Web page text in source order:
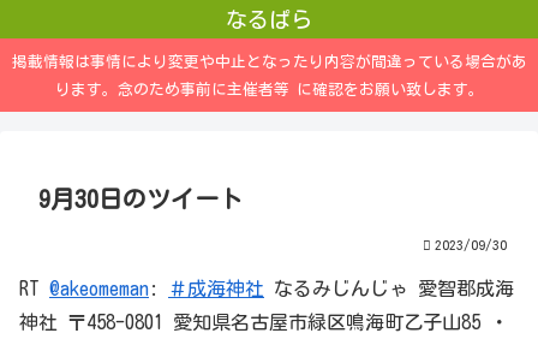
なるぱら
掲載情報は事情により変更や中止となったり内容が間違っている場合があ
ります。念のため事前に主催者等 に確認をお願い致します。
9月30日のツイート
2023/09/30
RT @akeomeman: ＃成海神社 なるみじんじゃ 愛智郡成海
神社 〒458-0801 愛知県名古屋市緑区鳴海町乙子山85 ・